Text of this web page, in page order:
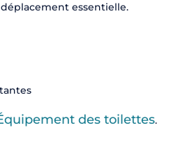
essentielle.
des toilettes.